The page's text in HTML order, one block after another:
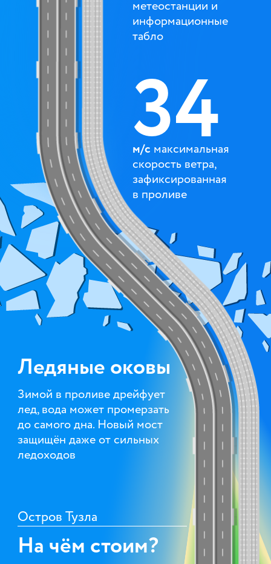
метео­станции и
инфор­мационные
табло
34
м/c максимальная
скорость ветра,
зафиксированная
в проливе
Ледяные оковы
Зимой в проливе дрейфует
лед, вода может промерзать
до самого дна. Новый мост
защищён даже от сильных
ледоходов
Остров Тузла
На чём стоим?